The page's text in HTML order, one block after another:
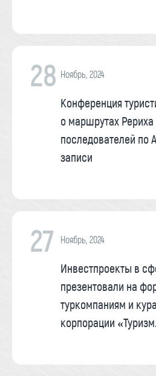
28 Ноябрь, 2024
Конференция
о маршрутах Рериха
последователей по
записи
27 Ноябрь, 2024
Инвестпроекты в
презентовали на
туркомпаниям и
корпорации